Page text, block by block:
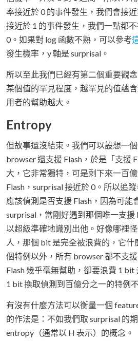
率接近於 0 的事件發生，我們會接
接近於 1 的事件發生，我們一點都
0。如果對 log 函數不熟，可以參考
發生機率，y 軸是 surprisal。
所以至此我們已經有第二個重要觀
某個值的罕見程度，越罕見的值蘊
用者的幫助越大。
Entropy
但故事還沒結束。我們可以設想一
browser 還支援 Flash，於是「支援
大，它非常獨特，可是剩下來一百
Flash，surprisal 接近於 0。所以追
應該偵測是否支援 Flash，因為可能
surprisal，當剛好遇到那個唯一支援
以超級準確地識別出他。好像哪裡
人，那個 bit 是完全被浪費的，它
個特例以外，所有 browser 都不支
Flash 幾乎毫無幫助，卻要浪費 1 bit
1 bit 換取偵測到百億分之一的特例
有沒有什麼方法可以衡量一個
的作法是：不如我們取 surprisal 的
entropy（通常以 H 表示）的概念。